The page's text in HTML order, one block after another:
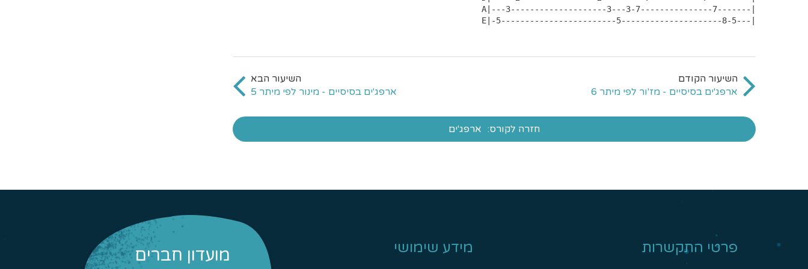
E|-5------------------------5---------------------8-5---|
ארפג'ים בסיסיים - מז'ור לפי מיתר 6 ארפג'ים בסיסיים - מינור לפי מיתר 5
חזרה לקורס: ארפג'ים
פרטי התקשרות מידע שימושי מועדון חברים